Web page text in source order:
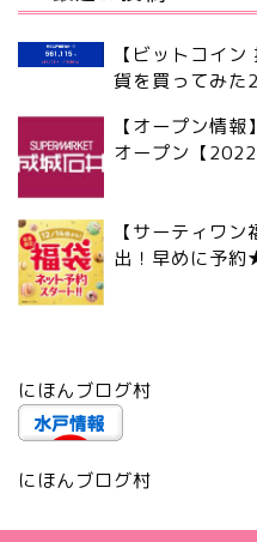
【ビットコイ
貨を買ってみた
【オープン情
オープン【2022
【サーティワ
出！早めに予
にほんブログ村
にほんブログ村